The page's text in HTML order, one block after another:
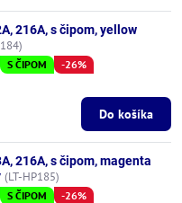
216A, s čipom, yellow
S ČIPOM -26%
Do košíka
216A, s čipom, magenta
(LT-HP185)
S ČIPOM -26%